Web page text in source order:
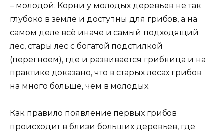
– молодой. Корни у молодых деревьев не так
глубоко в земле и доступны для грибов, а на
самом деле всё иначе и самый подходящий
лес, стары лес с богатой подстилкой
(перегноем), где и развивается грибница и на
практике доказано, что в старых лесах грибов
на много больше, чем в молодых.
Как правило появление первых грибов
происходит в близи больших деревьев, где